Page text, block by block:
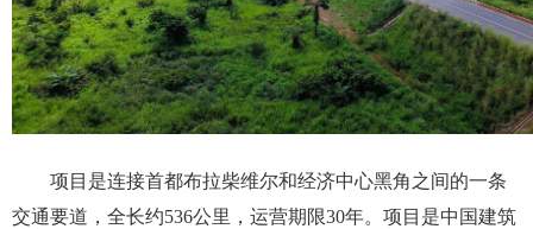
项目是连接首都布拉柴维尔和经济中心黑角之间的一条
交通要道，全长约536公里，运营期限30年。项目是中国建筑